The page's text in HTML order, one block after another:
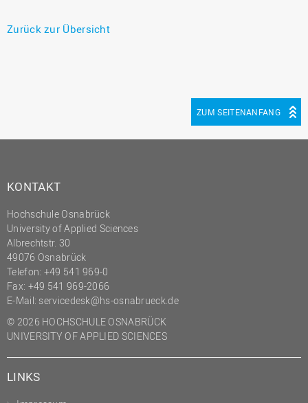
Zurück zur Übersicht
ZUM SEITENANFANG
KONTAKT
Hochschule Osnabrück
University of Applied Sciences
Albrechtstr. 30
49076 Osnabrück
Telefon: +49 541 969-0
Fax: +49 541 969-2066
E-Mail: servicedesk@hs-osnabrueck.de
© 2026 HOCHSCHULE OSNABRÜCK
UNIVERSITY OF APPLIED SCIENCES
LINKS